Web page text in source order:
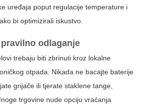
uređaja poput regulacije temperature i
bi optimizirali iskustvo.
odlaganje
trebaju biti zbrinuti kroz lokalne
otpada. Nikada ne bacajte baterije
grijače ili tjerate staklene tange,
trgovine nude opciju vraćanja